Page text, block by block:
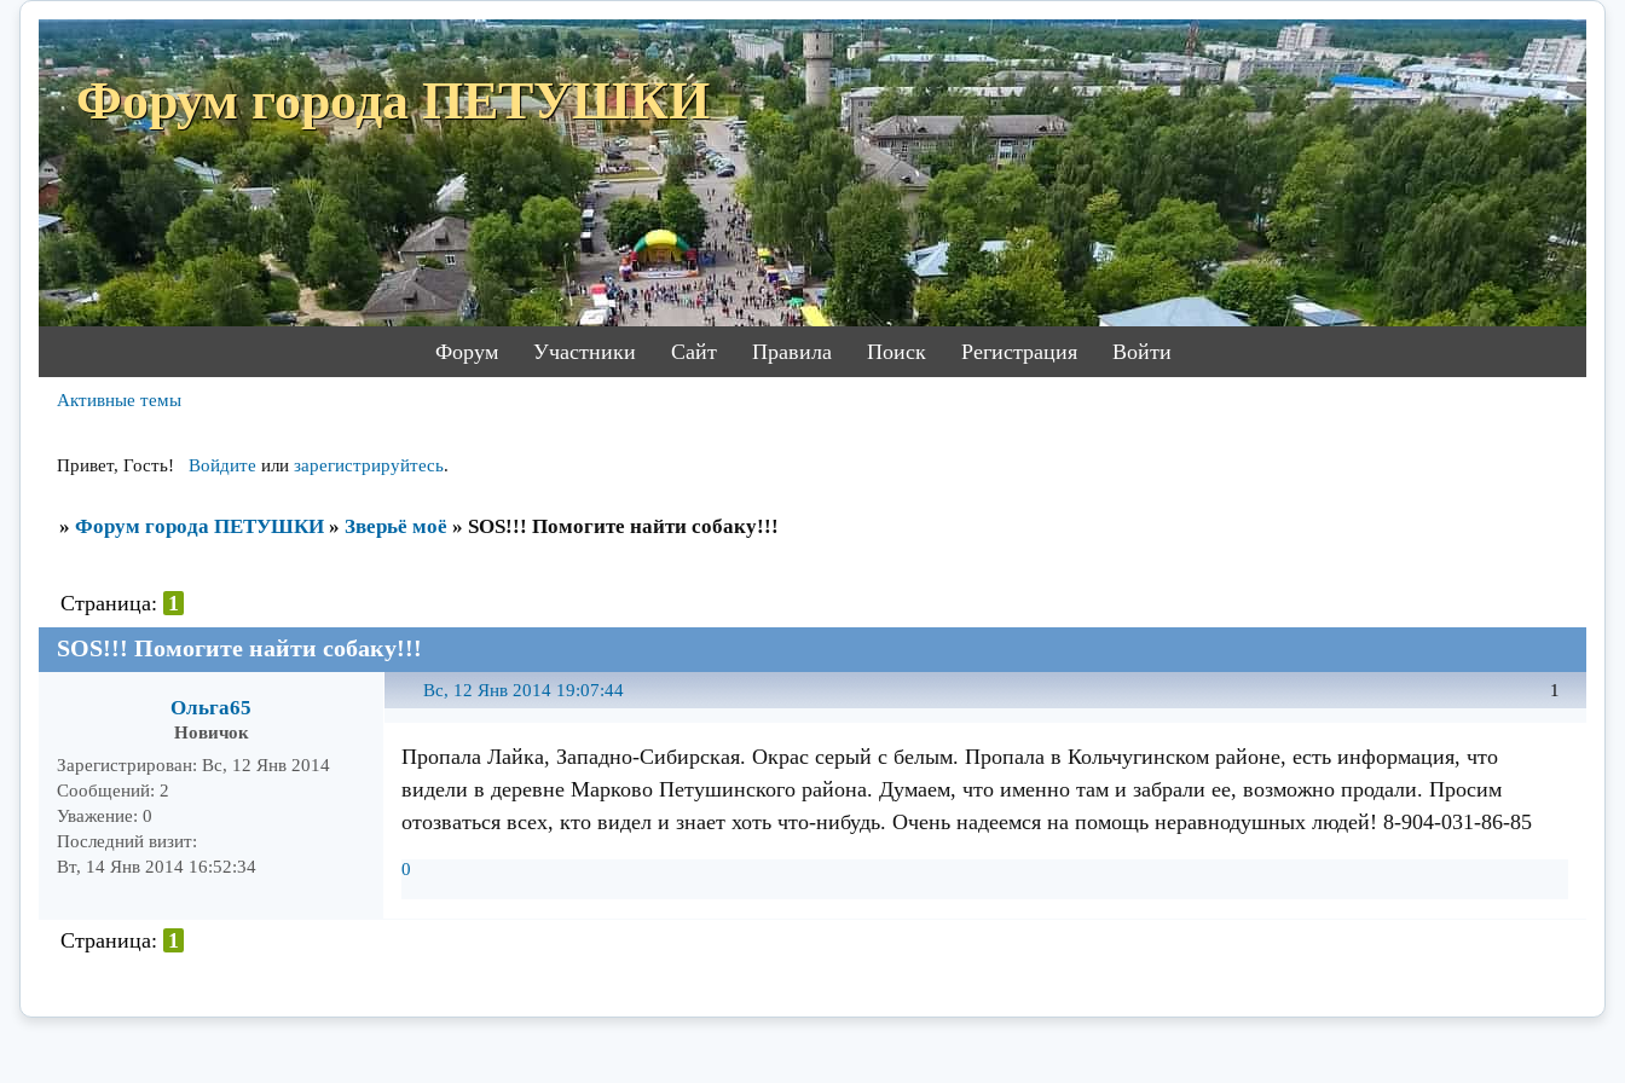
Форум города ПЕТУШКИ
Форум Участники Сайт Правила Поиск Регистрация Войти
Активные темы
Привет, Гость! Войдите или зарегистрируйтесь.
» Форум города ПЕТУШКИ » Зверьё моё » SOS!!! Помогите найти собаку!!!
SOS!!! Помогите найти собаку!!!
Страница: 1
1
Вс, 12 Янв 2014 19:07:44
Ольга65
Новичок
Зарегистрирован: Вс, 12 Янв 2014
Сообщений: 2
Уважение: 0
Последний визит:
Вт, 14 Янв 2014 16:52:34
Пропала Лайка, Западно-Сибирская. Окрас серый с белым. Пропала в Кольчугинском районе, есть информация, что
видели в деревне Марково Петушинского района. Думаем, что именно там и забрали ее, возможно продали. Просим
отозваться всех, кто видел и знает хоть что-нибудь. Очень надеемся на помощь неравнодушных людей! 8-904-031-86-85
0
Страница: 1